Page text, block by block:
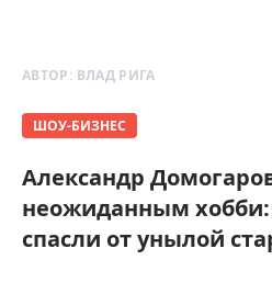
АВТОР: ВЛАД РИГА
ШОУ-БИЗНЕС
Александр
неожиданным хобби:
спасли от унылой